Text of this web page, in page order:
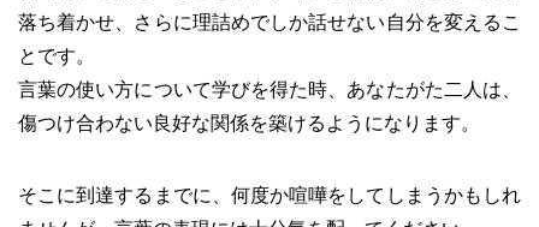
落ち着かせ、さらに理詰めでしか話せない自分を変えるこ
とです。
言葉の使い方について学びを得た時、あなたがた二人は、
傷つけ合わない良好な関係を築けるようになります。
そこに到達するまでに、何度か喧嘩をしてしまうかもしれ